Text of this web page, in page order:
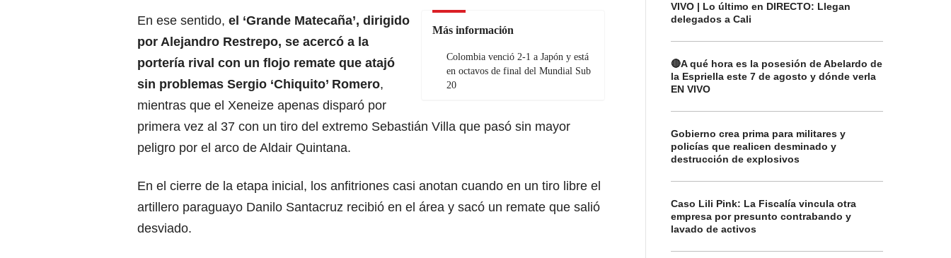
Más información
Colombia venció 2-1 a Japón y está
en octavos de final del Mundial Sub
20
En ese sentido, el ‘Grande Matecaña’, dirigido
por Alejandro Restrepo, se acercó a la
portería rival con un flojo remate que atajó
sin problemas Sergio ‘Chiquito’ Romero,
mientras que el Xeneize apenas disparó por
primera vez al 37 con un tiro del extremo Sebastián Villa que pasó sin mayor
peligro por el arco de Aldair Quintana.
En el cierre de la etapa inicial, los anfitriones casi anotan cuando en un tiro libre el
artillero paraguayo Danilo Santacruz recibió en el área y sacó un remate que salió
desviado.
VIVO | Lo último en DIRECTO: Llegan
delegados a Cali
🔴A qué hora es la posesión de Abelardo de
la Espriella este 7 de agosto y dónde verla
EN VIVO
Gobierno crea prima para militares y
policías que realicen desminado y
destrucción de explosivos
Caso Lili Pink: La Fiscalía vincula otra
empresa por presunto contrabando y
lavado de activos